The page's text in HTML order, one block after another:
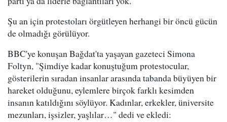
Şu an için protestoları örgütleyen herhangi bir öncü gücün
de olmadığı görülüyor.
BBC'ye konuşan Bağdat'ta yaşayan gazeteci Simona
Foltyn, "Şimdiye kadar konuştuğum protestocular,
gösterilerin sıradan insanlar arasında tabanda büyüyen bir
hareket olduğunu, eylemlere birçok farklı kesimden
insanın katıldığını söylüyor. Kadınlar, erkekler, üniversite
mezunları, işsizler, yaşlılar…" dedi ve ekledi: